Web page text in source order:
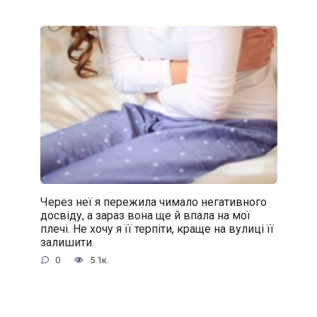
Через неї я пережила чимало негативного
досвіду, а зараз вона ще й впала на мої
плечі. Не хочу я її терпіти, краще на вулиці її
залишити.
0 5.1к.